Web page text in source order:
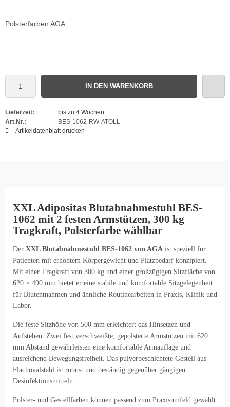
Polsterfarben AGA
IN DEN WARENKORB
Lieferzeit:
bis zu 4 Wochen
Art.Nr.:
BES-1062-RW-ATOLL
Artikeldatenblatt drucken
XXL Adipositas Blutabnahmestuhl BES-
1062 mit 2 festen Armstützen, 300 kg
Tragkraft, Polsterfarbe wählbar
Der XXL Blutabnahmestuhl BES-1062 von AGA ist speziell für
Patienten mit erhöhtem Körpergewicht und Platzbedarf konzipiert.
Mit einer Tragkraft von 300 kg und einer großzügigen Sitzfläche von
620 × 490 mm bietet er eine stabile und komfortable Sitzgelegenheit
für Blutentnahmen und ähnliche Routinearbeiten in Praxis, Klinik und
Labor.
Die feste Sitzhöhe von 500 mm erleichtert das Hinsetzen und
Aufstehen. Zwei fest verschweißte, gepolsterte Armstützen mit 620
mm Abstand gewährleisten eine komfortable Armauflage und
ausreichend Bewegungsfreiheit. Das pulverbeschichtete Gestell aus
Flachovalstahl ist robust und beständig gegenüber gängigen
Desinfektionsmitteln.
Polster- und Gestellfarben können passend zum Praxisumfeld gewählt